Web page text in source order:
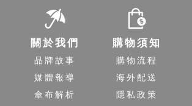
關於我們
品牌故事
媒體報導
傘布解析
購物須知
購物流程
海外配送
隱私政策